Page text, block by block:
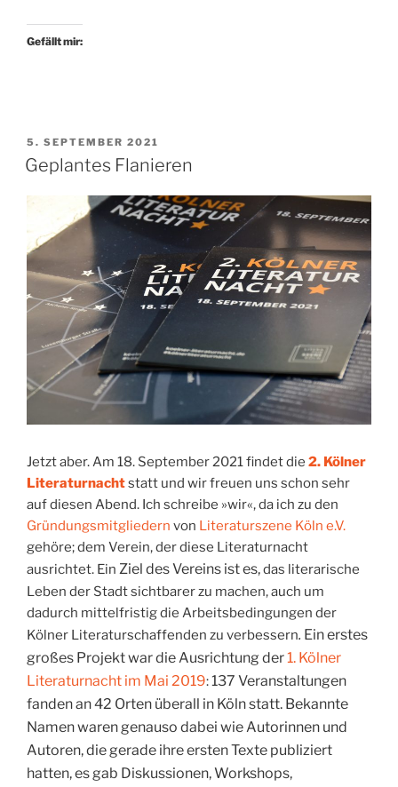
einem
Gefällt mir:
VERÖFFENTLICHT
AM
5. SEPTEMBER 2021
Geplantes Flanieren
Jetzt aber. Am 18. September 2021 findet die 2. Kölner
Literaturnachtstatt und wir freuen uns schon sehr
auf diesen Abend. Ich schreibe »wir«, da ich zu den
Gründungsmitgliedern von Literaturszene Köln e.V.
gehöre; dem Verein, der diese Literaturnacht
ausrichtet. Ein Ziel des Vereins ist es,das literarische
Leben der Stadt sichtbarer zu machen, auch um
dadurch mittelfristig die Arbeitsbedingungen der
Kölner Literaturschaffenden zu verbessern. Ein erstes
großes Projekt war die Ausrichtung der1. Kölner
Literaturnacht im Mai 2019:137 Veranstaltungen
fanden an 42 Orten überall in Köln statt. Bekannte
Namen waren genauso dabei wie Autorinnen und
Autoren, die gerade ihre ersten Texte publiziert
hatten, es gab Diskussionen, Workshops,